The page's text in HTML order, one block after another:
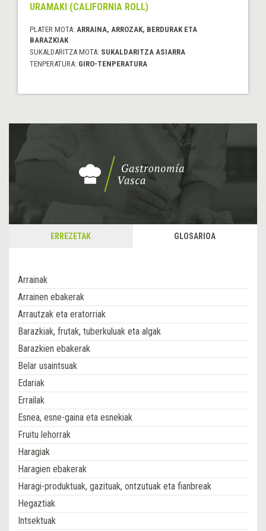
URAMAKI (CALIFORNIA ROLL)
PLATER MOTA: ARRAINA, ARROZAK, BERDURAK ETA
BARAZKIAK
SUKALDARITZA MOTA: SUKALDARITZA ASIARRA
TENPERATURA: GIRO-TENPERATURA
ERREZETAK GLOSARIOA
Arrainak
Arrainen ebakerak
Arrautzak eta eratorriak
Barazkiak, frutak, tuberkuluak eta algak
Barazkien ebakerak
Belar usaintsuak
Edariak
Errailak
Esnea, esne-gaina eta esnekiak
Fruitu lehorrak
Haragiak
Haragien ebakerak
Haragi-produktuak, gazituak, ontzutuak eta fianbreak
Hegaztiak
Intsektuak